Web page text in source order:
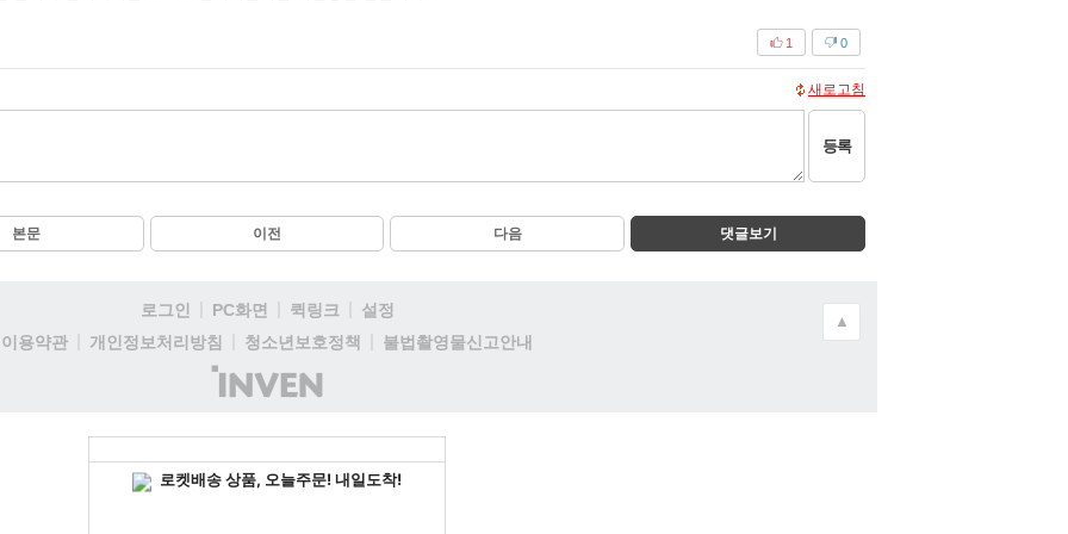
0
1
새로고침
등록
본문 이전 다음 댓글보기
로그인 PC화면 퀵링크
설정
이용약관
개인정보처리방침 청소년보호정책
불법촬영물신고안내
(주)
인
▲